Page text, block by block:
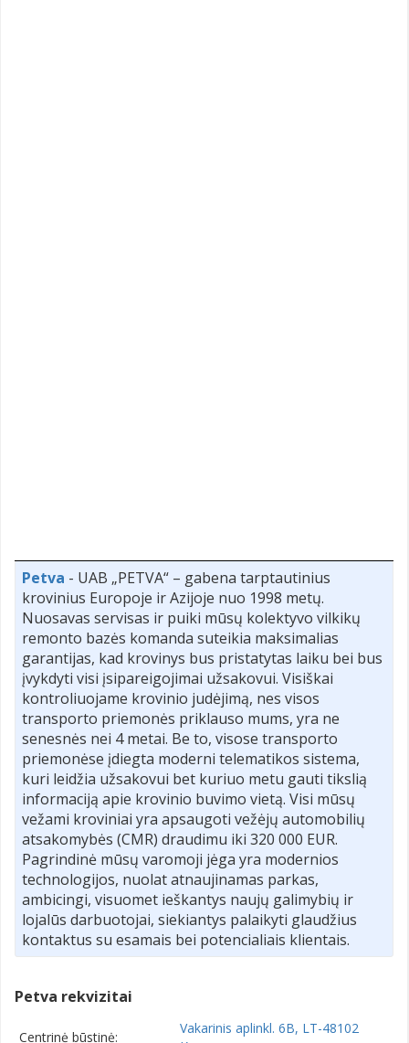
Petva - UAB „PETVA“ – gabena tarptautinius
krovinius Europoje ir Azijoje nuo 1998 metų.
Nuosavas servisas ir puiki mūsų kolektyvo vilkikų
remonto bazės komanda suteikia maksimalias
garantijas, kad krovinys bus pristatytas laiku bei bus
įvykdyti visi įsipareigojimai užsakovui. Visiškai
kontroliuojame krovinio judėjimą, nes visos
transporto priemonės priklauso mums, yra ne
senesnės nei 4 metai. Be to, visose transporto
priemonėse įdiegta moderni telematikos sistema,
kuri leidžia užsakovui bet kuriuo metu gauti tikslią
informaciją apie krovinio buvimo vietą. Visi mūsų
vežami kroviniai yra apsaugoti vežėjų automobilių
atsakomybės (CMR) draudimu iki 320 000 EUR.
Pagrindinė mūsų varomoji jėga yra modernios
technologijos, nuolat atnaujinamas parkas,
ambicingi, visuomet ieškantys naujų galimybių ir
lojalūs darbuotojai, siekiantys palaikyti glaudžius
kontaktus su esamais bei potencialiais klientais.
Petva rekvizitai
Centrinė būstinė:
Vakarinis aplinkl. 6B, LT-48102